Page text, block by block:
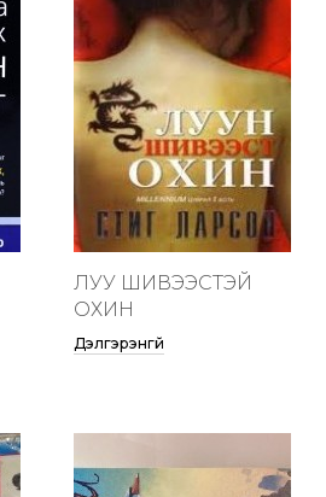
ЛУУ ШИВЭЭСТЭЙ
ОХИН
Дэлгэрэнгүй